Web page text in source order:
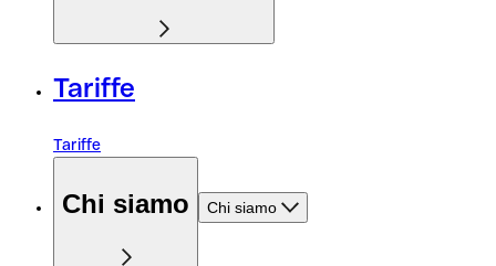
Tariffe
Tariffe
Chi siamo Chi siamo